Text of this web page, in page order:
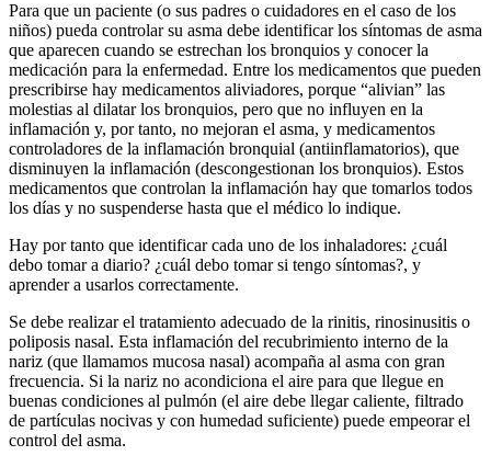
Para que un paciente (o sus padres o cuidadores en el caso de los
niños) pueda controlar su asma debe identificar los síntomas de asma
que aparecen cuando se estrechan los bronquios y conocer la
medicación para la enfermedad. Entre los medicamentos que pueden
prescribirse hay medicamentos aliviadores, porque “alivian” las
molestias al dilatar los bronquios, pero que no influyen en la
inflamación y, por tanto, no mejoran el asma, y medicamentos
controladores de la inflamación bronquial (antiinflamatorios), que
disminuyen la inflamación (descongestionan los bronquios). Estos
medicamentos que controlan la inflamación hay que tomarlos todos
los días y no suspenderse hasta que el médico lo indique.
Hay por tanto que identificar cada uno de los inhaladores: ¿cuál
debo tomar a diario? ¿cuál debo tomar si tengo síntomas?, y
aprender a usarlos correctamente.
Se debe realizar el tratamiento adecuado de la rinitis, rinosinusitis o
poliposis nasal. Esta inflamación del recubrimiento interno de la
nariz (que llamamos mucosa nasal) acompaña al asma con gran
frecuencia. Si la nariz no acondiciona el aire para que llegue en
buenas condiciones al pulmón (el aire debe llegar caliente, filtrado
de partículas nocivas y con humedad suficiente) puede empeorar el
control del asma.